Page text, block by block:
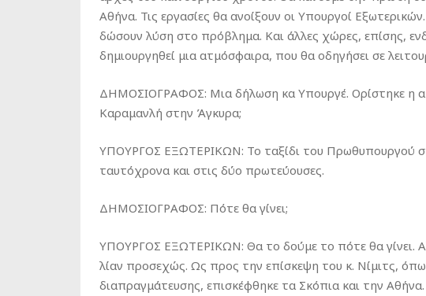
Αθήνα. Τις εργασίες θα ανοίξουν οι Υπουργοί
δώσουν λύση στο πρόβλημα. Και άλλες χώρες, επίσης,
δημιουργηθεί μια ατμόσφαιρα, που θα οδηγήσει σε
ΔΗΜΟΣΙΟΓΡΑΦΟΣ: Μια δήλωση κα Υπουργέ. Ορίστηκε η
Καραμανλή στην Άγκυρα;
ΥΠΟΥΡΓΟΣ ΕΞΩΤΕΡΙΚΩΝ: Το ταξίδι του Πρωθυπουργού
ταυτόχρονα και στις δύο πρωτεύουσες.
ΔΗΜΟΣΙΟΓΡΑΦΟΣ: Πότε θα γίνει;
ΥΠΟΥΡΓΟΣ ΕΞΩΤΕΡΙΚΩΝ: Θα το δούμε το πότε θα γίνει.
λίαν προσεχώς. Ως προς την επίσκεψη του κ. Νίμιτς,
διαπραγμάτευσης, επισκέφθηκε τα Σκόπια και την